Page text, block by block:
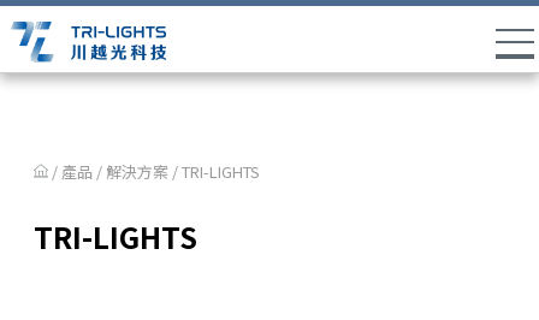
/ 產品 / 解決方案 /TRI-LIGHTS
TRI-LIGHTS